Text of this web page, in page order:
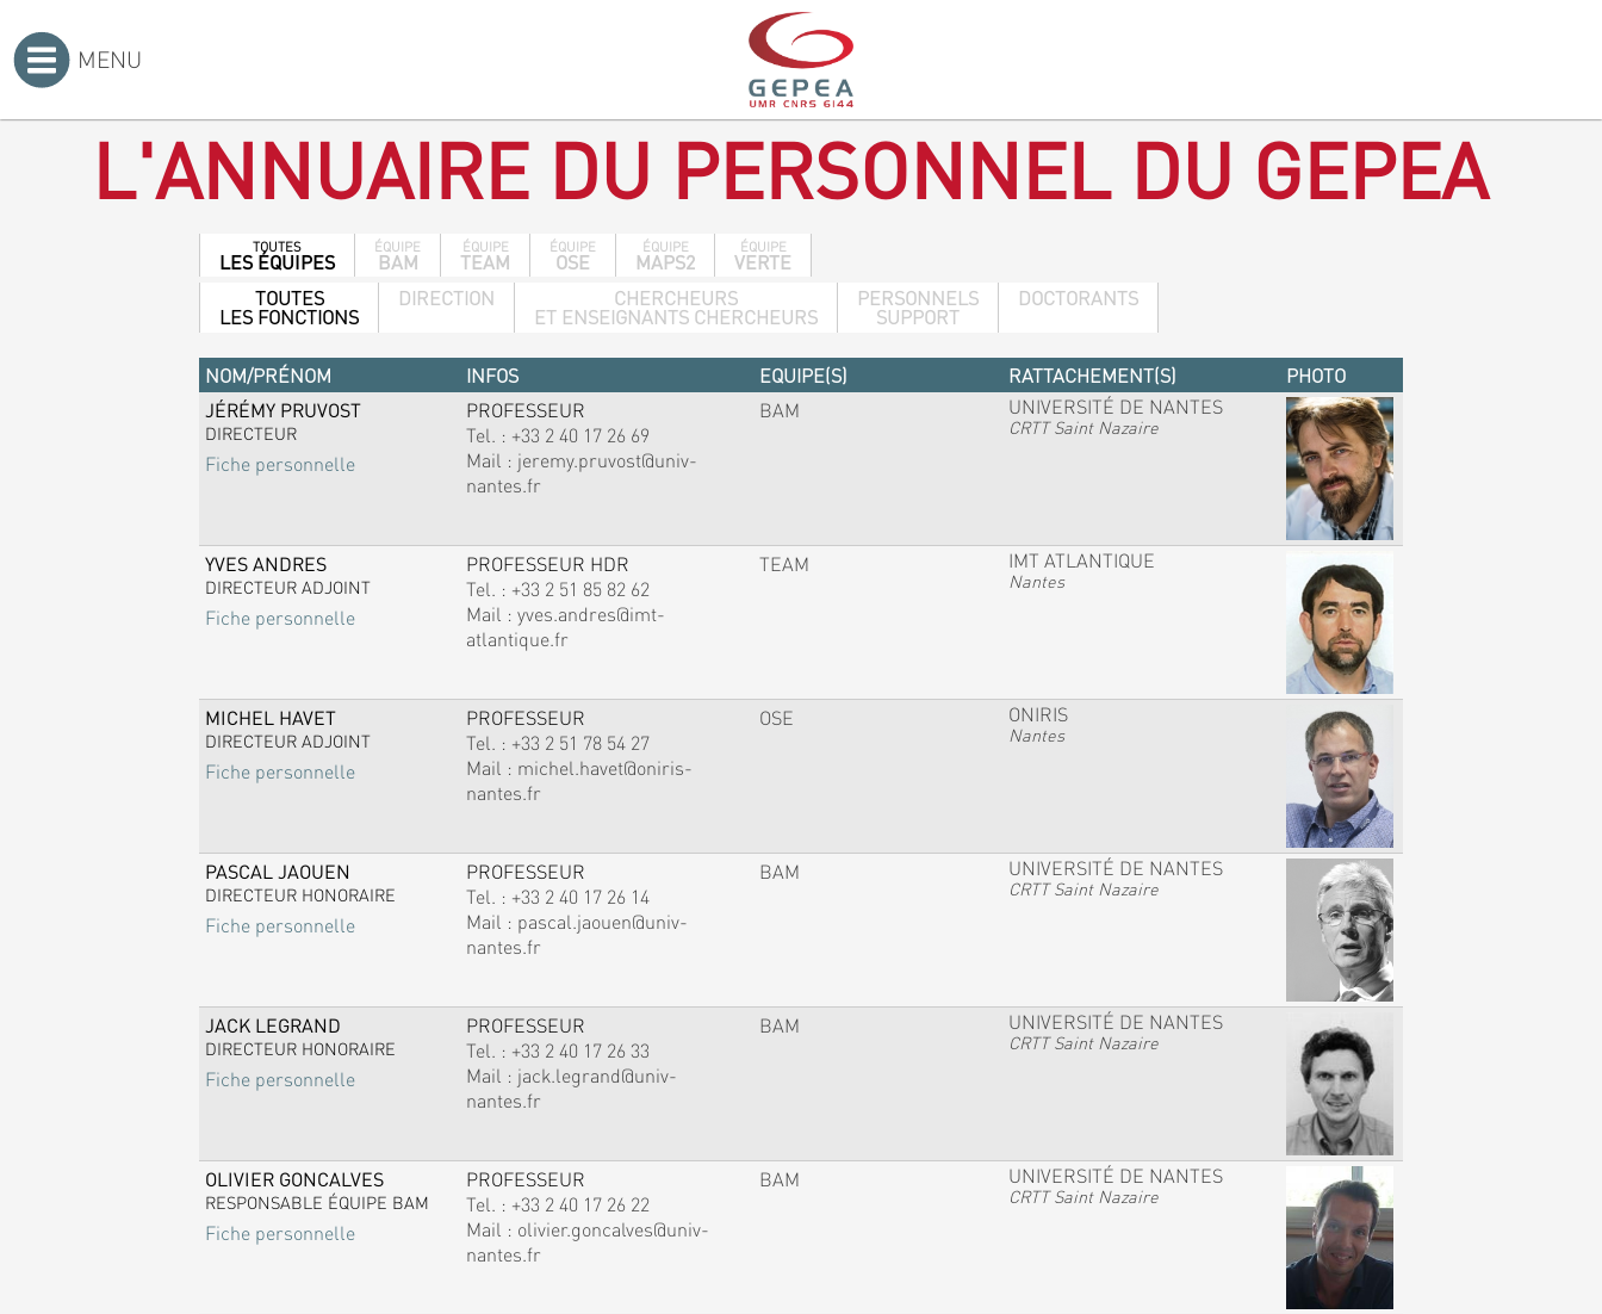
MENU
L'ANNUAIRE DU PERSONNEL DU GEPEA
TOUTES
LES ÉQUIPES
ÉQUIPE
BAM
ÉQUIPE
TEAM
ÉQUIPE
OSE
ÉQUIPE
MAPS2
ÉQUIPE
VERTE
TOUTES
LES FONCTIONS
DIRECTION CHERCHEURS
ET ENSEIGNANTS CHERCHEURS
PERSONNELS
SUPPORT
DOCTORANTS
NOM/PRÉNOM INFOS EQUIPE(S) RATTACHEMENT(S)
PHOTO
JÉRÉMY PRUVOST
DIRECTEUR
Fiche personnelle
PROFESSEUR
Tel. : +33 2 40 17 26 69
Mail : jeremy.pruvost@univ-
nantes.fr
BAM UNIVERSITÉ DE NANTES
CRTT Saint Nazaire
YVES ANDRES
DIRECTEUR ADJOINT
Fiche personnelle
PROFESSEUR HDR
Tel. : +33 2 51 85 82 62
Mail : yves.andres@imt-
atlantique.fr
TEAM IMT ATLANTIQUE
Nantes
MICHEL HAVET
DIRECTEUR ADJOINT
Fiche personnelle
PROFESSEUR
Tel. : +33 2 51 78 54 27
Mail : michel.havet@oniris-
nantes.fr
OSE ONIRIS
Nantes
PASCAL JAOUEN
DIRECTEUR HONORAIRE
Fiche personnelle
PROFESSEUR
Tel. : +33 2 40 17 26 14
Mail : pascal.jaouen@univ-
nantes.fr
BAM UNIVERSITÉ DE NANTES
CRTT Saint Nazaire
JACK LEGRAND
DIRECTEUR HONORAIRE
Fiche personnelle
PROFESSEUR
Tel. : +33 2 40 17 26 33
Mail : jack.legrand@univ-
nantes.fr
BAM UNIVERSITÉ DE NANTES
CRTT Saint Nazaire
OLIVIER GONCALVES
RESPONSABLE ÉQUIPE BAM
Fiche personnelle
PROFESSEUR
Tel. : +33 2 40 17 26 22
Mail : olivier.goncalves@univ-
nantes.fr
BAM UNIVERSITÉ DE NANTES
CRTT Saint Nazaire